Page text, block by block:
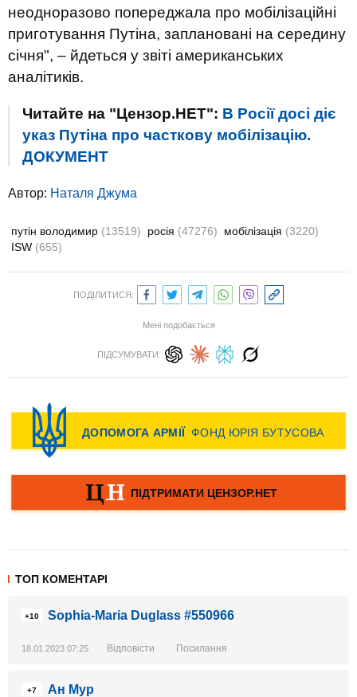
неодноразово попереджала про мобілізаційні
приготування Путіна, заплановані на середину
січня", – йдеться у звіті американських
аналітиків.
Читайте на "Цензор.НЕТ": В Росії досі діє
указ Путіна про часткову мобілізацію.
ДОКУМЕНТ
Автор: Наталя Джума
путін володимир (13519) росія (47276) мобілізація (3220)
ISW (655)
ПОДІЛИТИСЯ:
Мені подобається
ПІДСУМУВАТИ:
ТОП КОМЕНТАРІ
+10 Sophia-Maria Duglass #550966
18.01.2023 07:25 Відповісти Посилання
+7
Ан Мур